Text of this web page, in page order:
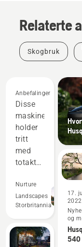
Relaterte
Skogbruk
Anbefalinger
Disse
maskinene
holder
tritt
med
totaktsutstyret
overgår
dem på
mange
Dette
gjør at
Nurture
Landscapes
Storbritannia
17.
2022
og
540